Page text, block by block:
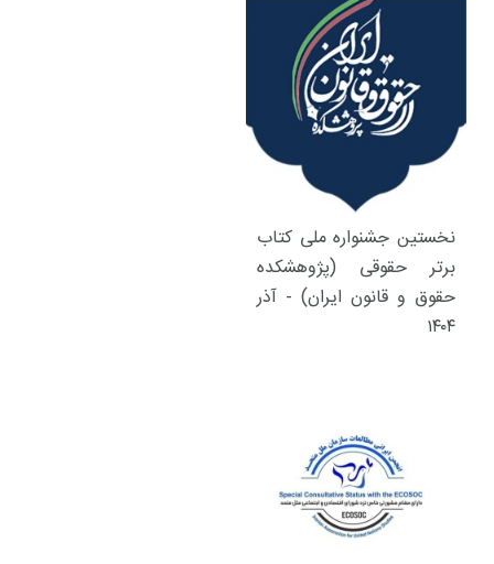
نخستین جشنواره ملی کتاب
برتر حقوقی (پژوهشکده
حقوق و قانون ایران) - آذر
۱۴۰۴